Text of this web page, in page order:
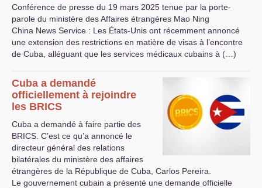
Conférence de presse du 19 mars 2025 tenue par la porte-
parole du ministère des Affaires étrangères Mao Ning
China News Service : Les États-Unis ont récemment annoncé
une extension des restrictions en matière de visas à l’encontre
de Cuba, alléguant que les services médicaux cubains à (…)
Cuba a demandé
officiellement à rejoindre
les BRICS
Cuba a demandé à faire partie des
BRICS . C’est ce qu’a annoncé le
directeur général des relations
bilatérales du ministère des affaires
étrangères de la République de Cuba, Carlos Pereira.
Le gouvernement cubain a présenté une demande officielle